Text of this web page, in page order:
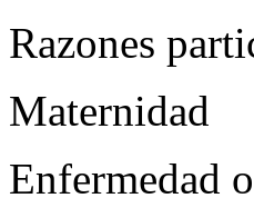
Razones
Maternidad
Enfermedad